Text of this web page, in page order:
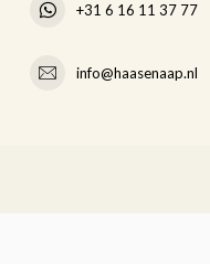
+31 6 16 11 37 77
info@haasenaap.nl